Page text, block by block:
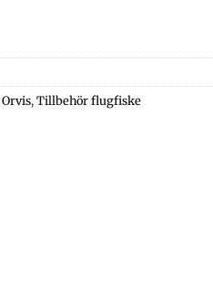
Orvis,Tillbehör flugfiske